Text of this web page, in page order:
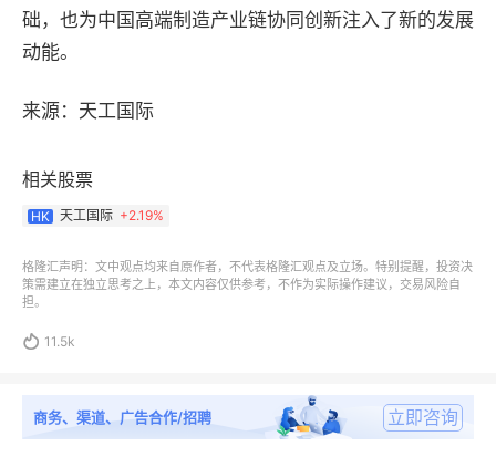
础，也为中国高端制造产业链协同创新注入了新的发展
动能。
来源：天工国际
相关股票
HK 天工国际 +2.19%
格隆汇声明：文中观点均来自原作者，不代表格隆汇观点及立场。特别提醒，投资决
策需建立在独立思考之上，本文内容仅供参考，不作为实际操作建议，交易风险自
担。
 11.5k
商务、渠道、广告合作/招聘 立即咨询